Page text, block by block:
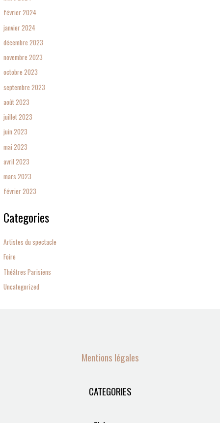
février 2024
janvier 2024
décembre 2023
novembre 2023
octobre 2023
septembre 2023
août 2023
juillet 2023
juin 2023
mai 2023
avril 2023
mars 2023
février 2023
Categories
Artistes du spectacle
Foire
Théâtres Parisiens
Uncategorized
Mentions légales
CATEGORIES